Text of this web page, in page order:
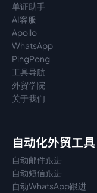
单证助手
AI客服
Apollo
WhatsApp
PingPong
工具导航
外贸学院
关于我们
自动化外贸工具
自动邮件跟进
自动短信跟进
自动WhatsApp跟进